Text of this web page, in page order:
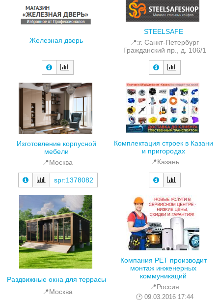
Железная дверь
STEELSAFE
📍:г. Санкт-Петербург
Гражданский пр., д. 106/1
Изготовление корпусной
мебели
📍Москва
spr:1378082
Комплектация строек в Казани
и пригородах
📍Казань
Раздвижные окна для террасы
📍Москва
Компания РЕТ производит
монтаж инженерных
коммуникаций
📍Россия
09.03.2016 17:44